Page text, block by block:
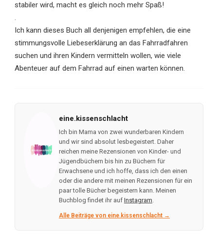
stabiler wird, macht es gleich noch mehr Spaß!
.
Ich kann dieses Buch all denjenigen empfehlen, die eine
stimmungsvolle Liebeserklärung an das Fahrradfahren
suchen und ihren Kindern vermitteln wollen, wie viele
Abenteuer auf dem Fahrrad auf einen warten können.
eine.kissenschlacht
Ich bin Mama von zwei wunderbaren Kindern
und wir sind absolut lesbegeistert. Daher
reichen meine Rezensionen von Kinder- und
Jügendbüchern bis hin zu Büchern für
Erwachsene und ich hoffe, dass ich den einen
oder die andere mit meinen Rezensionen für ein
paar tolle Bücher begeistern kann. Meinen
Buchblog findet ihr auf Instagram.
Alle Beiträge von eine.kissenschlacht →